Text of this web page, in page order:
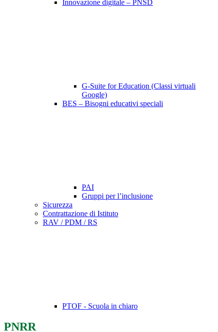
Innovazione digitale – PNSD
G-Suite for Education (Classi virtuali
Google)
BES – Bisogni educativi speciali
PAI
Gruppi per l’inclusione
Sicurezza
Contrattazione di Istituto
RAV / PDM / RS
PTOF - Scuola in chiaro
PNRR